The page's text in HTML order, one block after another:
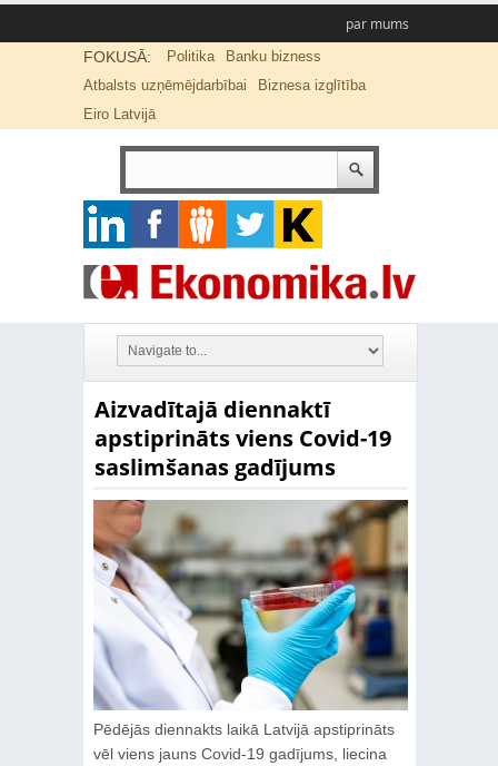
par mums
FOKUSĀ: Politika
Banku bizness
Atbalsts uzņēmējdarbībai
Biznesa izglītība
Eiro Latvijā
Aizvadītajā diennaktī
apstiprināts viens Covid-19
saslimšanas gadījums
Pēdējās diennakts laikā Latvijā apstiprināts
vēl viens jauns Covid-19 gadījums, liecina